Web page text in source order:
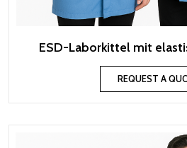
ESD-Laborkittel mit
REQUEST A